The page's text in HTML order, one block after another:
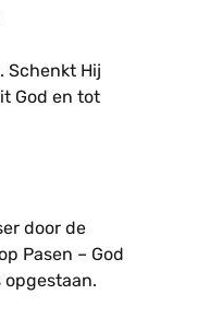
Schenkt Hij
God en tot
door de
Pasen – God